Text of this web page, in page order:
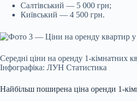
Салтівський — 5 000 грн;
Київський — 4 500 грн.
Середні ціни на оренду 1-кімнатних
Інфографіка: ЛУН Статистика
Найбільш поширена ціна оренди 1-